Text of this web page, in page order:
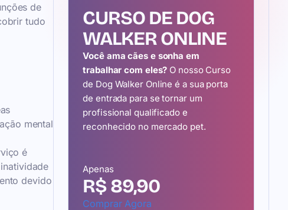
de
tudo
mental
é
devido
CURSO DE DOG
WALKER ONLINE
Você ama cães e sonha em
trabalhar com eles? O nosso Curso
de Dog Walker Online é a sua porta
de entrada para se tornar um
profissional qualificado e
reconhecido no mercado pet.
Apenas
R$ 89,90
Comprar Agora